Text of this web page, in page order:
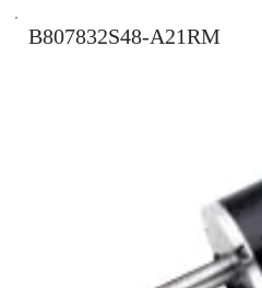
.
B807832S48-A21RM